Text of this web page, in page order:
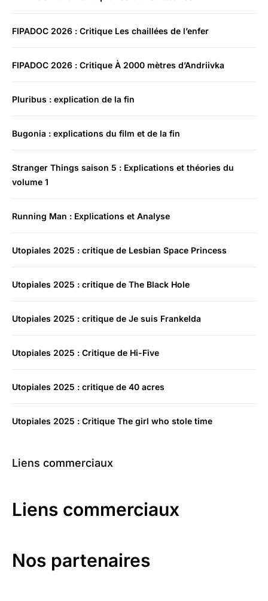
FIPADOC 2026 : Critique Les chaillées de l’enfer
FIPADOC 2026 : Critique À 2000 mètres d’Andriivka
Pluribus : explication de la fin
Bugonia : explications du film et de la fin
Stranger Things saison 5 : Explications et théories du
volume 1
Running Man : Explications et Analyse
Utopiales 2025 : critique de Lesbian Space Princess
Utopiales 2025 : critique de The Black Hole
Utopiales 2025 : critique de Je suis Frankelda
Utopiales 2025 : Critique de Hi-Five
Utopiales 2025 : critique de 40 acres
Utopiales 2025 : Critique The girl who stole time
Liens commerciaux
Liens commerciaux
Nos partenaires